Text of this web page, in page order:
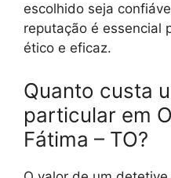
escolhido seja
reputação é essencial
ético e eficaz.
Quanto custa
particular em
Fátima – TO?